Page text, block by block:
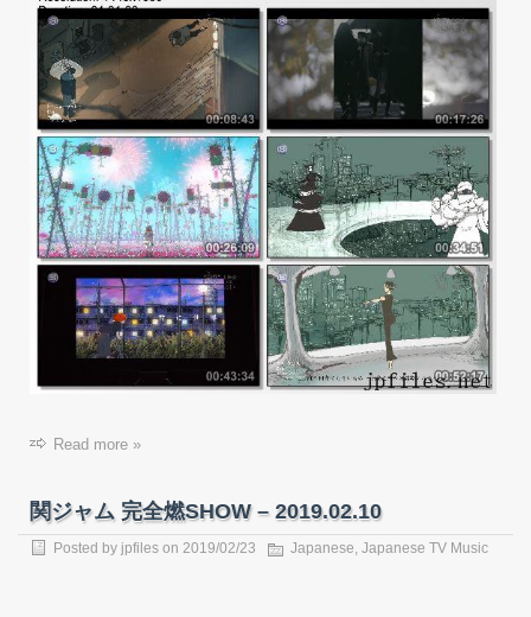
Read more »
関ジャム 完全燃SHOW – 2019.02.10
Posted by jpfiles on 2019/02/23 Japanese Japanese TV Music